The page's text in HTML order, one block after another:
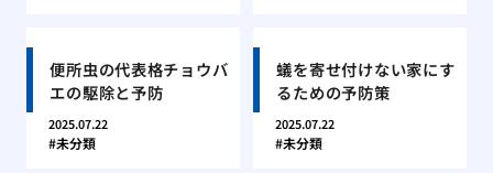
便所虫の代表格チョウバ
エの駆除と予防
2025.07.22
未分類
蟻を寄せ付けない家にす
るための予防策
2025.07.22
未分類